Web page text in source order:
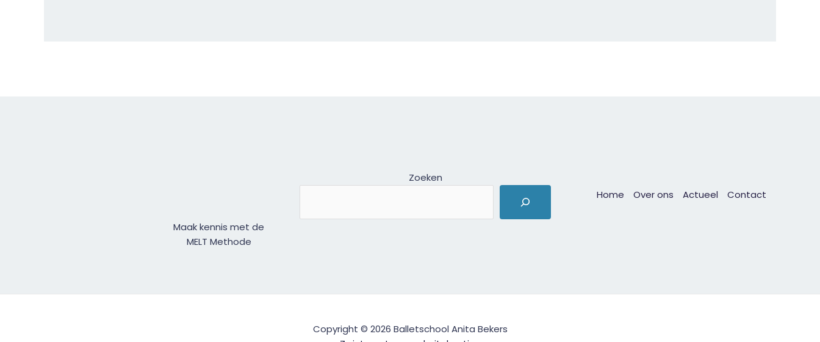
Maak kennis met de
MELT Methode
Zoeken
Home
Over ons Actueel Contact
Copyright © 2026 Balletschool Anita Bekers